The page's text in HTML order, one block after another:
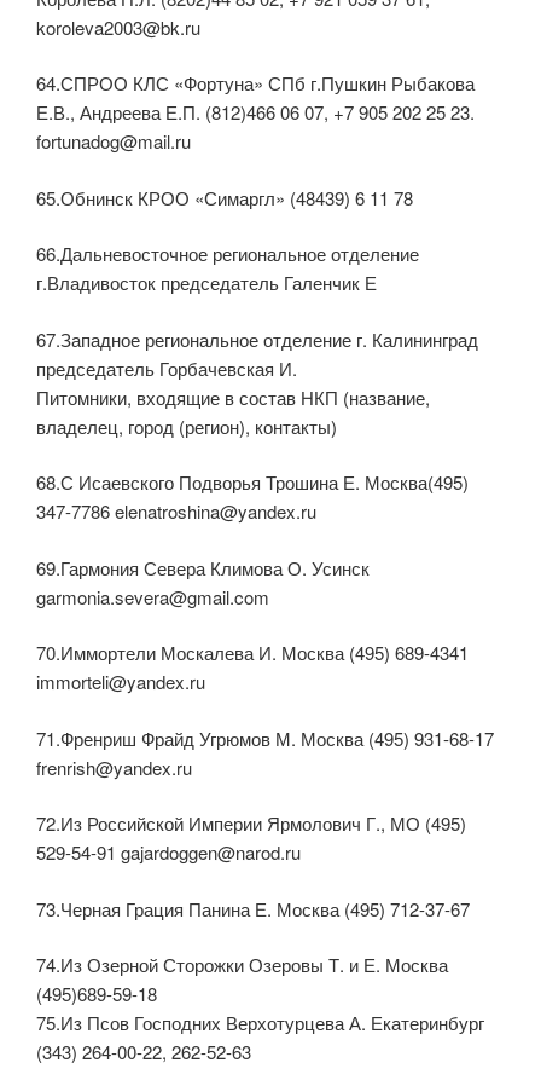
koroleva2003@bk.ru
64.СПРОО КЛС «Фортуна» СПб г.Пушкин Рыбакова
Е.В., Андреева Е.П. (812)466 06 07, +7 905 202 25 23.
fortunadog@mail.ru
65.Обнинск КРОО «Симаргл» (48439) 6 11 78
66.Дальневосточное региональное отделение
г.Владивосток председатель Галенчик Е
67.Западное региональное отделение г. Калининград
председатель Горбачевская И.
Питомники, входящие в состав НКП (название,
владелец, город (регион), контакты)
68.С Исаевского Подворья Трошина Е. Москва(495)
347-7786 elenatroshina@yandex.ru
69.Гармония Севера Климова О. Усинск
garmonia.severa@gmail.com
70.Иммортели Москалева И. Москва (495) 689-4341
immorteli@yandex.ru
71.Френриш Фрайд Угрюмов М. Москва (495) 931-68-17
frenrish@yandex.ru
72.Из Российской Империи Ярмолович Г., МО (495)
529-54-91 gajardoggen@narod.ru
73.Черная Грация Панина Е. Москва (495) 712-37-67
74.Из Озерной Сторожки Озеровы Т. и Е. Москва
(495)689-59-18
75.Из Псов Господних Верхотурцева А. Екатеринбург
(343) 264-00-22, 262-52-63